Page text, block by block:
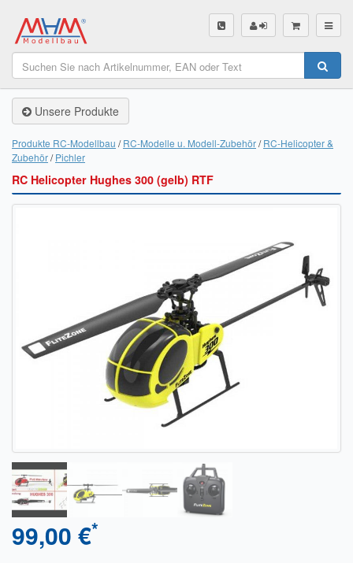
SHOP
Unsere Produkte
Servo Finder
BL-Motor Finder
Luftschrauben Finder
Sendungsverfolgung DHL
Sendungsverfolgung DPD
Verfügbarkeitsanzeige
Zahlung und Versand
Widerrufsrecht
Widerrufsbelehrung für den Verkauf von Waren / Muster-
Widerrufsformular
Widerrufsbelehrung für digitale Waren / Muster-
Unsere Produkte
Produkte RC-Modellbau RC-Modelle u. Modell-Zubehör RC-Helicopter &
Zubehör Pichler
RC Helicopter Hughes 300 (gelb) RTF
99,00 €*